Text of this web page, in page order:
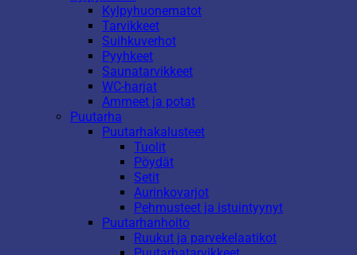
Kylpyhuonematot
Tarvikkeet
Suihkuverhot
Pyyhkeet
Saunatarvikkeet
WC-harjat
Ammeet ja potat
Puutarha
Puutarhakalusteet
Tuolit
Pöydät
Setit
Aurinkovarjot
Pehmusteet ja istuintyynyt
Puutarhanhoito
Ruukut ja parvekelaatikot